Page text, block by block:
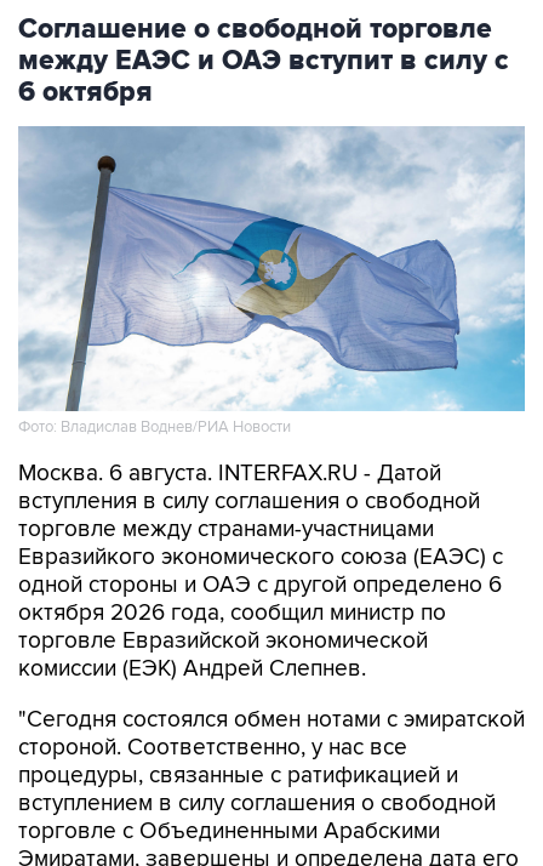
Соглашение о свободной торговле
между ЕАЭС и ОАЭ вступит в силу с
6 октября
Фото: Владислав Воднев/РИА Новости
Москва. 6 августа. INTERFAX.RU - Датой
вступления в силу соглашения о свободной
торговле между странами-участницами
Евразийкого экономического союза (ЕАЭС) с
одной стороны и ОАЭ с другой определено 6
октября 2026 года, сообщил министр по
торговле Евразийской экономической
комиссии (ЕЭК) Андрей Слепнев.
"Сегодня состоялся обмен нотами с эмиратской
стороной. Соответственно, у нас все
процедуры, связанные с ратификацией и
вступлением в силу соглашения о свободной
торговле с Объединенными Арабскими
Эмиратами, завершены и определена дата его